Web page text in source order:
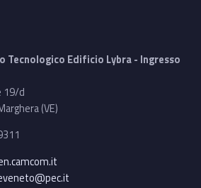
Tecnologico Edificio Lybra - Ingresso
19/d
(VE)